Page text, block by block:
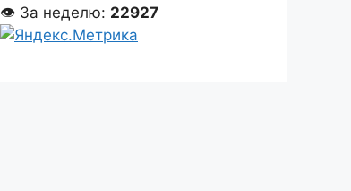
👁 За неделю: 22927